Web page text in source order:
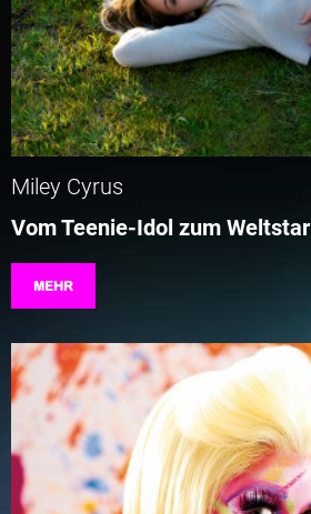
Miley Cyrus
Vom Teenie-Idol zum Weltstar
MEHR